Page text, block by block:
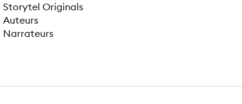
Storytel Originals
Auteurs
Narrateurs